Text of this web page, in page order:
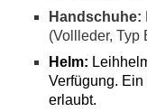
Handschuhe:
(Vollleder, Typ
Helm:
Verfügung.
erlaubt.